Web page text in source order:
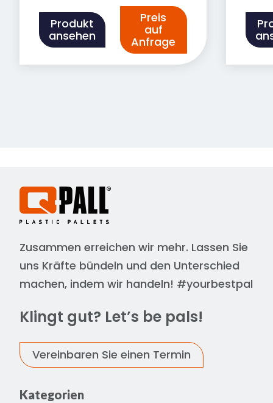
Produkt
ansehen
Preis
auf
Anfrage
Zusammen erreichen wir mehr. Lassen Sie
uns Kräfte bündeln und den Unterschied
machen, indem wir handeln! #yourbestpal
Klingt gut? Let’s be pals!
Vereinbaren Sie einen Termin
Kategorien